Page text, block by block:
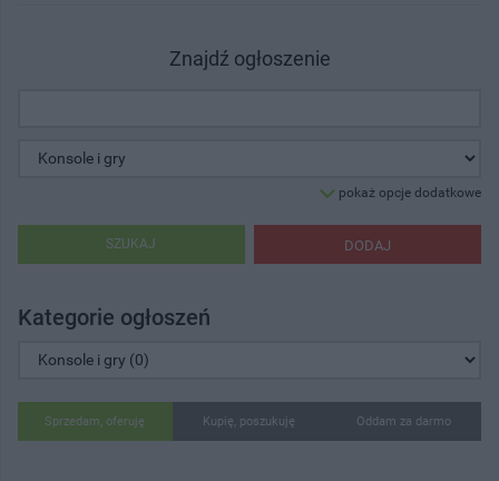
Znajdź ogłoszenie
pokaż opcje dodatkowe
DODAJ
SZUKAJ
Kategorie ogłoszeń
Sprzedam, oferuję Kupię, poszukuję Oddam za darmo